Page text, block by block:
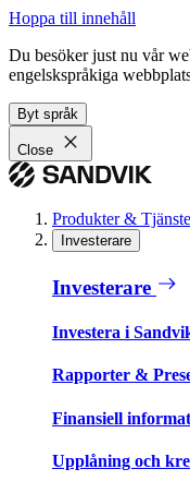
Hoppa till innehåll
Du besöker just nu vår
engelskspråkiga
Byt språk
Close
Produkter &
Investerare
Investerare
Investera i
Rapporter &
Finansiell
Upplåning och